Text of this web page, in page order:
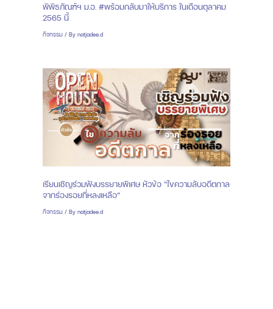
พิพิธภัณฑ์ฯ ม.อ. #พร้อมกลับมาให้บริการ ในเดือนตุลาคม
2565 นี้
กิจกรรม / By natjadee.d
เรียนเชิญร่วมฟังบรรยายพิเศษ หัวข้อ “ไขความลับอดีตกาล
จากร่องรอยที่หลงเหลือ”
กิจกรรม / By natjadee.d